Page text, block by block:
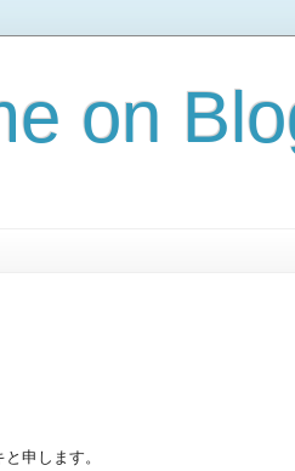
on
申します。